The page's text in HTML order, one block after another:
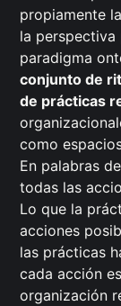
propiamente
la perspectiva
paradigma
conjunto de
de prácticas
como
En palabras
todas las
Lo que la
acciones
las prácticas
cada acción
organización